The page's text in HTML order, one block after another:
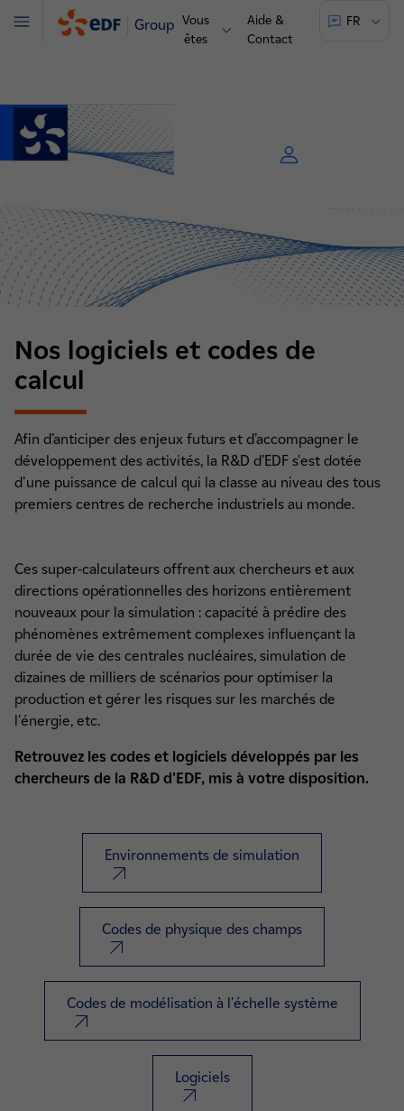
Groupe Vous
êtes
Aide &
Contact
FR
Menu
Nos logiciels et codes de
calcul
Afin d’anticiper des enjeux futurs et d’accompagner le
développement des activités, la R&D d’EDF s'est dotée
d'une puissance de calcul qui la classe au niveau des tous
premiers centres de recherche industriels au monde.
Ces super-calculateurs offrent aux chercheurs et aux
directions opérationnelles des horizons entièrement
nouveaux pour la simulation : capacité à prédire des
phénomènes extrêmement complexes influençant la
durée de vie des centrales nucléaires, simulation de
dizaines de milliers de scénarios pour optimiser la
production et gérer les risques sur les marchés de
l'énergie, etc.
Retrouvez les codes et logiciels développés par les
chercheurs de la R&D d'EDF, mis à votre disposition.
Environnements de simulation
nouvel onglet
Codes de physique des champs
nouvel onglet
Codes de modélisation à l'échelle système
nouvel onglet
Logiciels
nouvel onglet